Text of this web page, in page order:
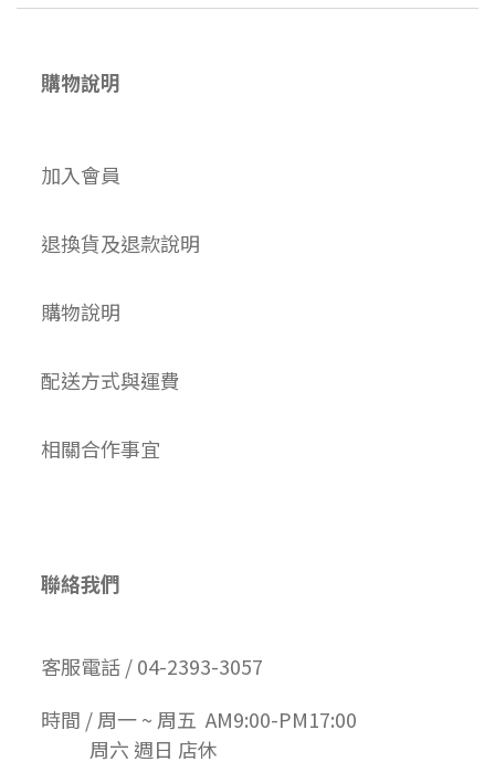
購物說明
加入會員
退換貨及退款說明
購物說明
配送方式與運費
相關合作事宜
聯絡我們
客服電話 / 04-2393-3057
時間 / 周一 ~ 周五 AM9:00-PM17:00
周六 週日 店休